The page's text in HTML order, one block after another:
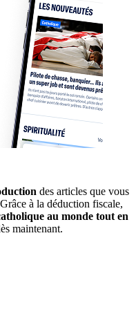
des articles que vous
à la déduction fiscale,
au monde tout en
maintenant.